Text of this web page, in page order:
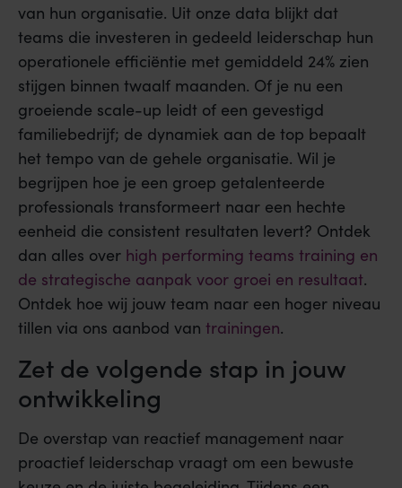
van hun organisatie. Uit onze data blijkt dat
teams die investeren in gedeeld leiderschap hun
operationele efficiëntie met gemiddeld 24% zien
stijgen binnen twaalf maanden. Of je nu een
groeiende scale-up leidt of een gevestigd
familiebedrijf; de dynamiek aan de top bepaalt
het tempo van de gehele organisatie. Wil je
begrijpen hoe je een groep getalenteerde
professionals transformeert naar een hechte
eenheid die consistent resultaten levert? Ontdek
dan alles over high performing teams training en
de strategische aanpak voor groei en resultaat.
Ontdek hoe wij jouw team naar een hoger niveau
tillen via ons aanbod van trainingen.
Zet de volgende stap in jouw
ontwikkeling
De overstap van reactief management naar
proactief leiderschap vraagt om een bewuste